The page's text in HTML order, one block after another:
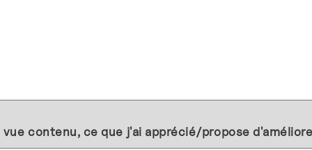
vue contenu, ce que j'ai apprécié/propose